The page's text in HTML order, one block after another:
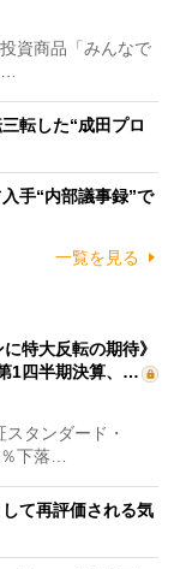
資商品「みんなで
転した“成田プロ
手“内部議事録”で
一覧を見る
特大反転の期待》
1四半期決算、…
タンダード・
下落…
て再評価される気